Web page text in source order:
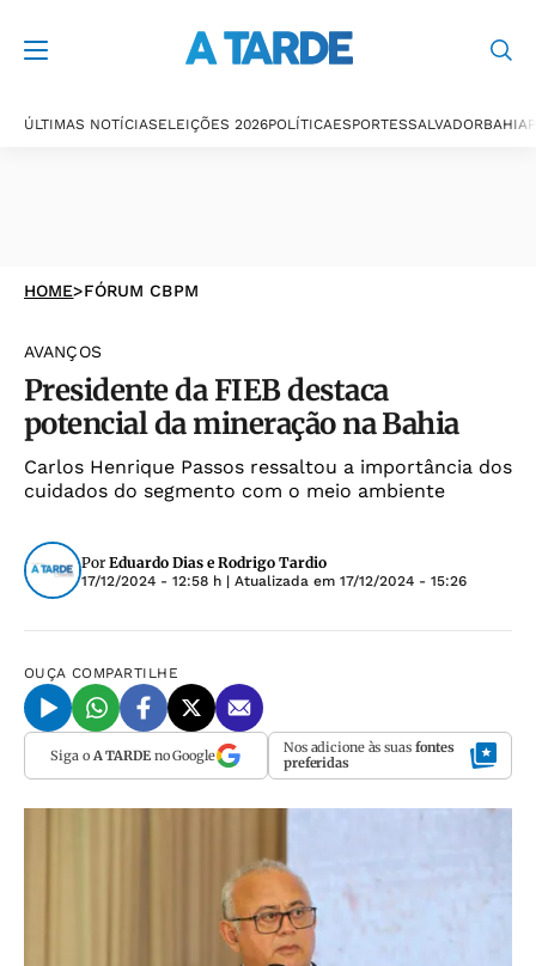
ÚLTIMAS NOTÍCIASELEIÇÕES 2026POLÍTICAESPORTESSALVADORBAHIA
HOME>FÓRUM CBPM
AVANÇOS
Presidente da FIEB destaca
potencial da mineração na Bahia
Carlos Henrique Passos ressaltou a importância dos
cuidados do segmento com o meio ambiente
Por Eduardo Dias e Rodrigo Tardio
17/12/2024 - 12:58 h | Atualizada em 17/12/2024 - 15:26
OUÇA COMPARTILHE
Siga o A TARDEno Google Nos adicione às suas fontes
preferidas